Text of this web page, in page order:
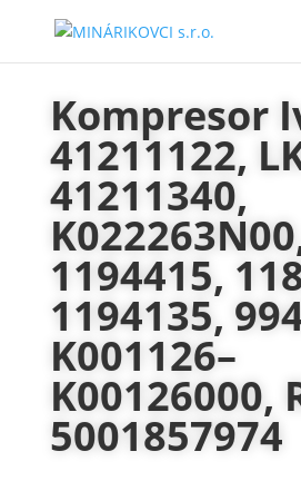
Kompresor
41211122,
41211340,
1194415,
1194135,
K001126–
K00126000,
5001857974